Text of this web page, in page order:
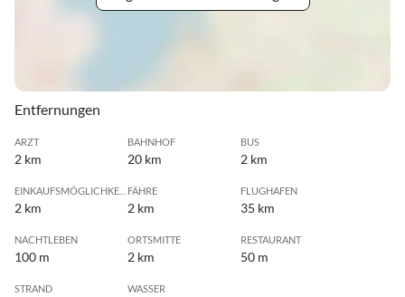
Entfernungen
ARZT
2 km
BAHNHOF
20 km
BUS
2 km
2 km
FÄHRE
2 km
FLUGHAFEN
35 km
NACHTLEBEN
100 m
ORTSMITTE
2 km
RESTAURANT
50 m
STRAND WASSER